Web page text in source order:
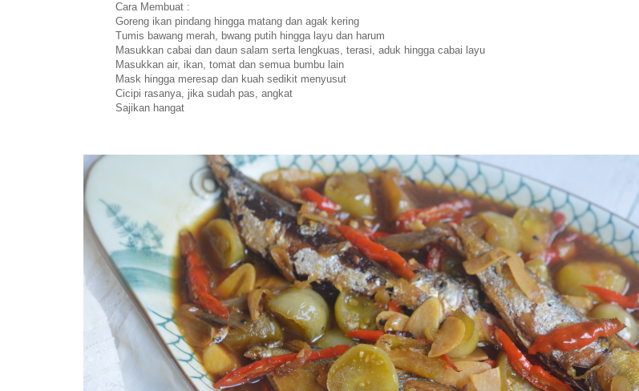
Cara Membuat :
Goreng ikan pindang hingga matang dan agak kering
Tumis bawang merah, bwang putih hingga layu dan harum
Masukkan cabai dan daun salam serta lengkuas, terasi, aduk hingga cabai layu
Masukkan air, ikan, tomat dan semua bumbu lain
Mask hingga meresap dan kuah sedikit menyusut
Cicipi rasanya, jika sudah pas, angkat
Sajikan hangat